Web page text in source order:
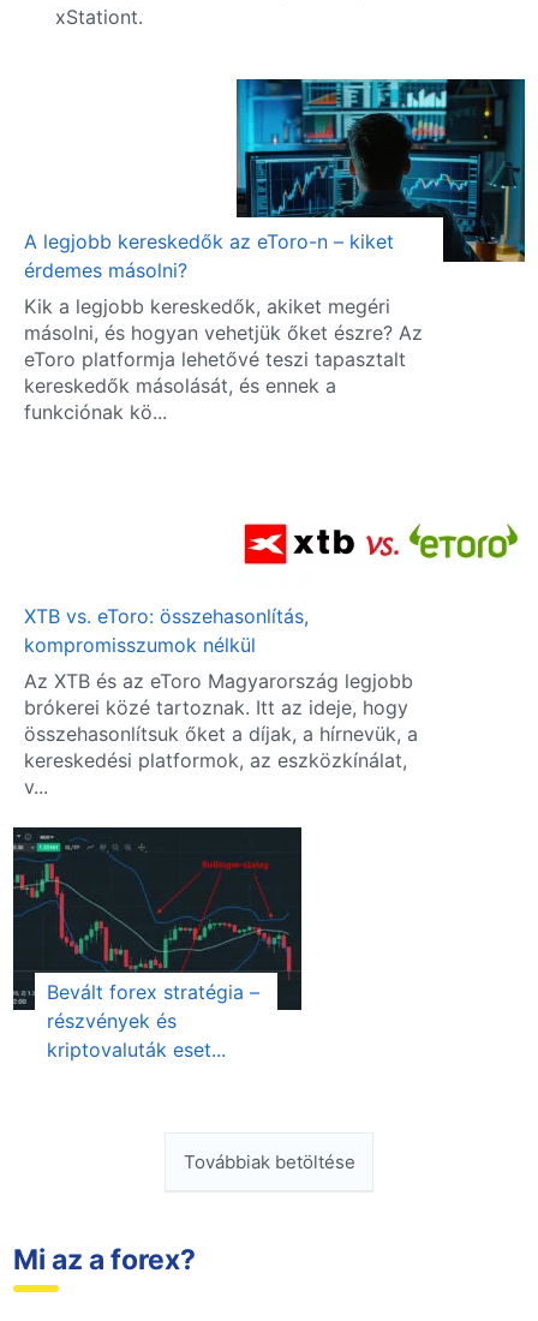
xStationt.
A legjobb kereskedők az eToro-n – kiket
érdemes másolni?
Kik a legjobb kereskedők, akiket megéri
másolni, és hogyan vehetjük őket észre? Az
eToro platformja lehetővé teszi tapasztalt
kereskedők másolását, és ennek a
funkciónak kö...
XTB vs. eToro: összehasonlítás,
kompromisszumok nélkül
Az XTB és az eToro Magyarország legjobb
brókerei közé tartoznak. Itt az ideje, hogy
összehasonlítsuk őket a díjak, a hírnevük, a
kereskedési platformok, az eszközkínálat,
v...
Bevált forex stratégia –
részvények és
kriptovaluták eset...
Továbbiak betöltése
Mi az a forex?